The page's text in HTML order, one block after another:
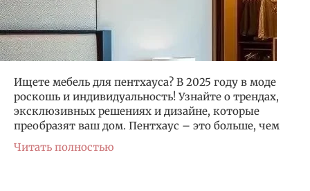
Ищете мебель для пентхауса? В 2025 году в моде
роскошь и индивидуальность! Узнайте о трендах,
эксклюзивных решениях и дизайне, которые
преобразят ваш дом. Пентхаус – это больше, чем
Читать полностью